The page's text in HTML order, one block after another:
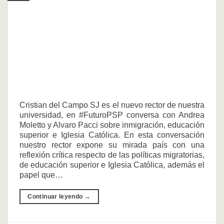
Cristian del Campo SJ es el nuevo rector de nuestra
universidad, en #FuturoPSP conversa con Andrea
Moletto y Alvaro Pacci sobre inmigración, educación
superior e Iglesia Católica. En esta conversación
nuestro rector expone su mirada país con una
reflexión crítica respecto de las políticas migratorias,
de educación superior e Iglesia Católica, además el
papel que…
Continuar leyendo →